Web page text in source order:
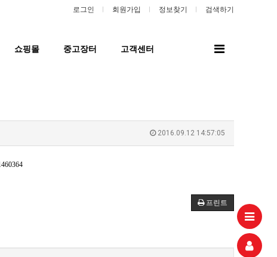
로그인 회원가입 정보찾기 검색하기
쇼핑몰 중고장터 고객센터
전
2016.09.12 14:57:05
프린트